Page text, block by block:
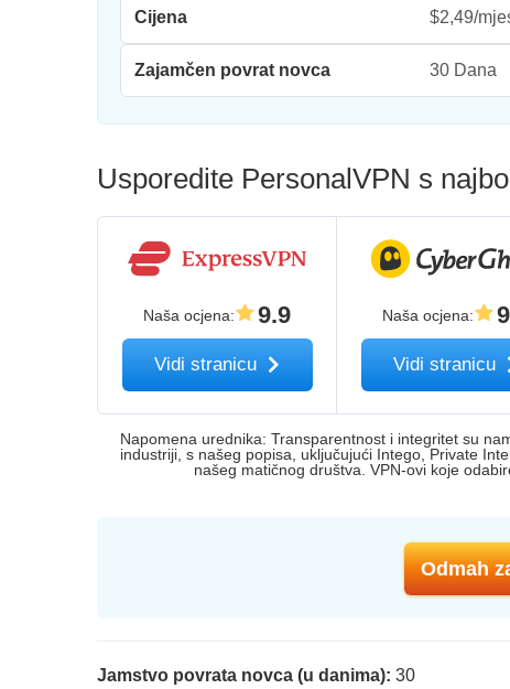
Cijena $2,49/
Zajamčen povrat novca 30 Dana
Usporedite PersonalVPN s
Naša ocjena: 9.9
Vidi stranicu
Naša ocjena:
Vidi stranicu
Napomena urednika: Transparentnost i integritet su
industriji, s našeg popisa, uključujući Intego, Private
našeg matičnog društva. VPN-ovi koje
Odmah
Jamstvo povrata novca (u danima): 30